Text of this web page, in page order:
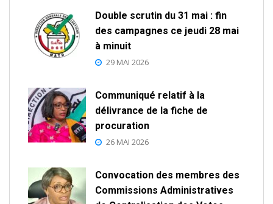
Double scrutin du 31 mai : fin
des campagnes ce jeudi 28 mai
à minuit
29 MAI 2026
Communiqué relatif à la
délivrance de la fiche de
procuration
26 MAI 2026
Convocation des membres des
Commissions Administratives